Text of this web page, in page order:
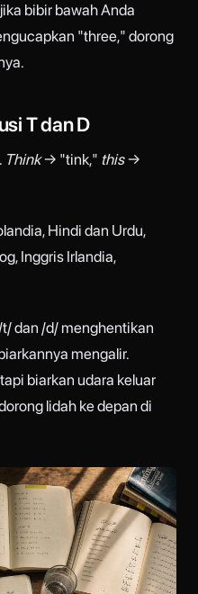
bibir bawah Anda
"three," dorong
T dan D
Think→ "tink," this→
Hindi dan Urdu,
Inggris Irlandia,
dan /d/ menghentikan
mengalir.
biarkan udara keluar
lidah ke depan di